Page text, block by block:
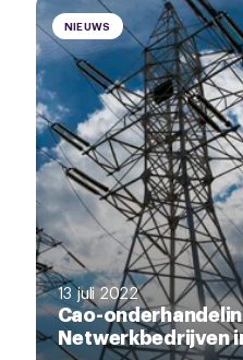
NIEUWS
13 juli 2022
Cao-
Netwerkbedrijven